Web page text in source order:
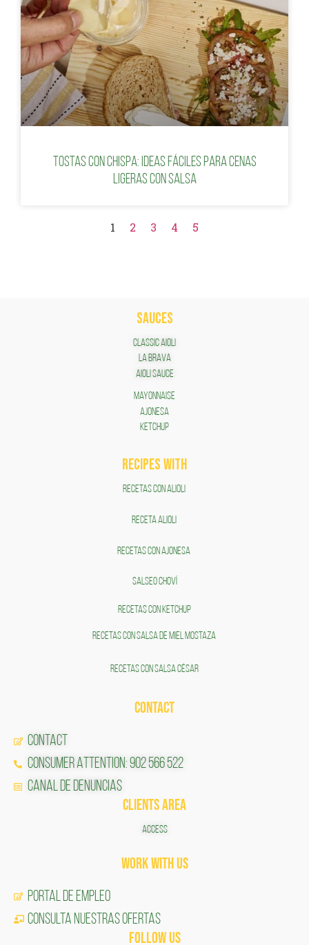
Tostas con chispa: ideas fáciles para cenas
ligeras con salsa
1 2 3 4 5
SAUCES
Classic Aioli
LA BRAVA
Aioli Sauce
Mayonnaise
AJONESA
KETCHUP
RECIPES WITH
RECETAS CON ALIOLI
RECETA ALIOLI
RECETAS CON AJONESA
SALSEO CHOVÍ
RECETAS CON KETCHUP
RECETAS CON SALSA DE MIEL MOSTAZA
RECETAS CON SALSA CÉSAR
CONTACT
CONTACT
CONSUMER ATTENTION: 902 566 522
Canal de Denuncias
CLIENTS AREA
ACCESS
Work with us
Portal de Empleo
CONSULTA NUESTRAS OFERTAS
FOLLOW US